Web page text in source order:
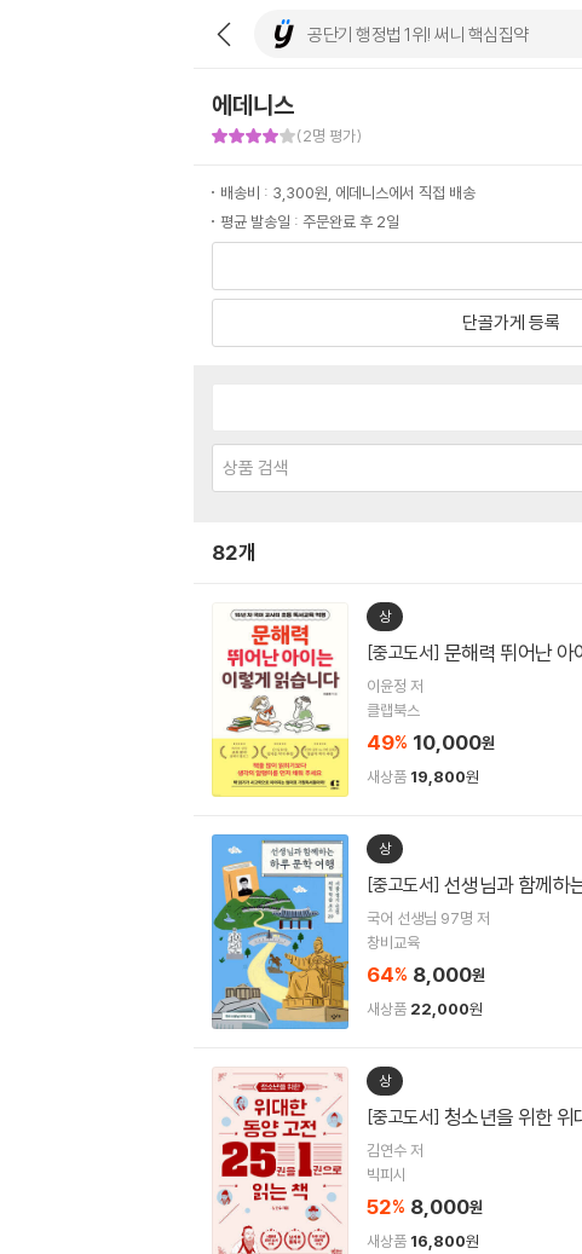
에데니스
(2명 평가)
배송비 : 3,300원, 에데니스에서 직접 배송
평균 발송일 : 주문완료 후 2일
단골가게 등록
82개
상
[중고도서] 문해력 뛰어난 아
이윤정 저
클랩북스
49% 10,000원
새상품 19,800원
상
[중고도서] 선생님과 함께하
국어 선생님 97명 저
창비교육
64% 8,000원
새상품 22,000원
상
[중고도서] 청소년을 위한 위
김연수 저
빅피시
52% 8,000원
새상품 16,800원